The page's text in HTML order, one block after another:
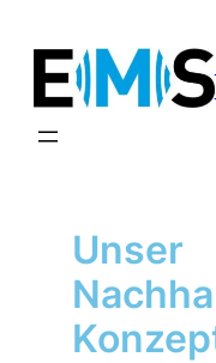
Inhalt
springen
Unser